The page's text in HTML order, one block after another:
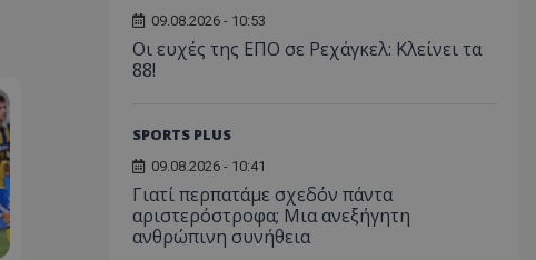
09.08.2026 - 10:53
Οι ευχές της ΕΠΟ σε Ρεχάγκελ: Κλείνει τα
88!
SPORTS PLUS
09.08.2026 - 10:41
Γιατί περπατάμε σχεδόν πάντα
αριστερόστροφα; Μια ανεξήγητη
ανθρώπινη συνήθεια